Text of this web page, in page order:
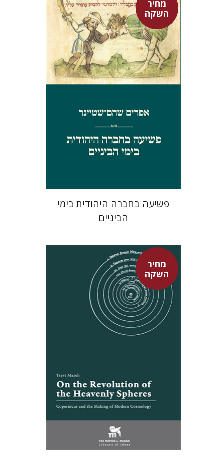
מחיר
השקה
אפרים שהם-שטיינר
מחיר השקה
$42
$29
פשיעה בחברה היהודית בימי
הביניים
מחיר
השקה
צבי מזא"ה
אלישבע הרשלר
מחיר השקה